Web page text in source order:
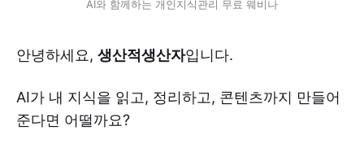
AI와 함께하는 개인지식관리 무료 웨비나
안녕하세요, 생산적생산자입니다.
AI가 내 지식을 읽고, 정리하고, 콘텐츠까지 만들어
준다면 어떨까요?